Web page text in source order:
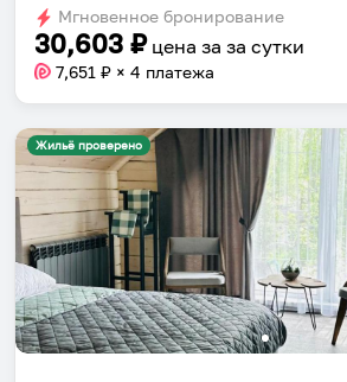
Мгновенное бронирование
30,603 ₽ цена за за сутки
7,651 ₽ × 4 платежа
Жильё проверено